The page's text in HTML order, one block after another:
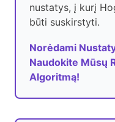
nustatys, į kurį
būti suskirstyti.
Norėdami
Naudokite Mūsų
Algoritmą!